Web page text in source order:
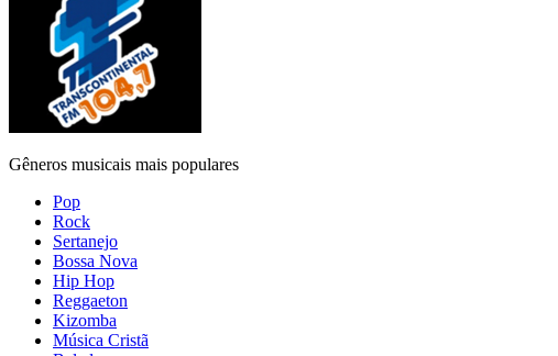
Gêneros musicais mais populares
Pop
Rock
Sertanejo
Bossa Nova
Hip Hop
Reggaeton
Kizomba
Música Cristã